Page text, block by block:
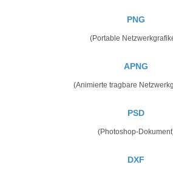
PNG
(Portable
APNG
(Animierte tragbare
PSD
(Photoshop-
DXF